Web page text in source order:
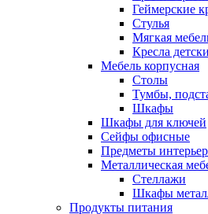
Геймерские
Стулья
Мягкая
Кресла
Мебель корпусная
Столы
Тумбы,
Шкафы
Шкафы для ключей
Сейфы офисные
Предметы
Металлическая
Стеллажи
Шкафы
Продукты питания